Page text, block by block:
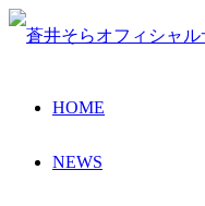
HOME
NEWS